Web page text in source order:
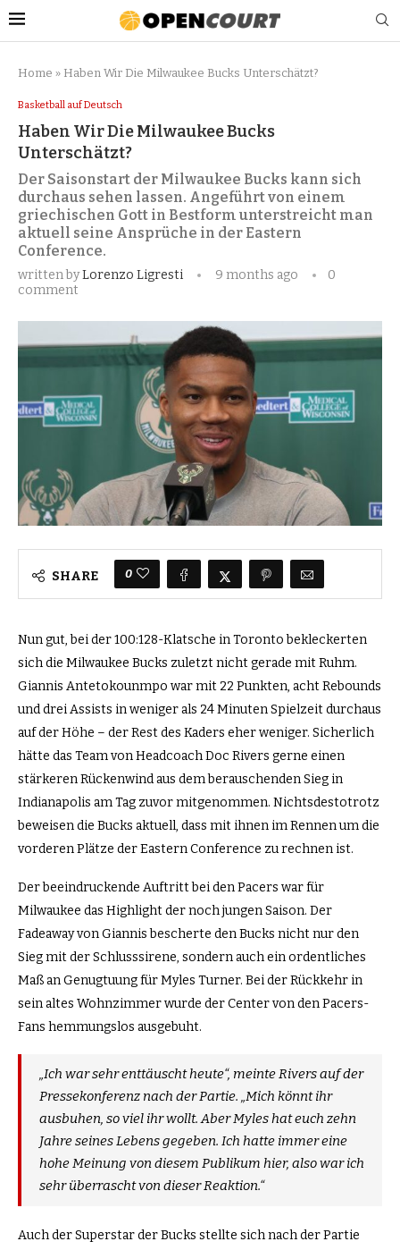
Home » Haben Wir Die Milwaukee Bucks Unterschätzt?
Basketball auf Deutsch
Haben Wir Die Milwaukee Bucks
Unterschätzt?
Der Saisonstart der Milwaukee Bucks kann sich
durchaus sehen lassen. Angeführt von einem
griechischen Gott in Bestform unterstreicht man
aktuell seine Ansprüche in der Eastern
Conference.
written byLorenzo Ligresti 9 months ago
0
comment
SHARE 0
Nun gut, bei der 100:128-Klatsche in Toronto bekleckerten
sich die Milwaukee Bucks zuletzt nicht gerade mit Ruhm.
Giannis Antetokounmpo war mit 22 Punkten, acht Rebounds
und drei Assists in weniger als 24 Minuten Spielzeit durchaus
auf der Höhe – der Rest des Kaders eher weniger. Sicherlich
hätte das Team von Headcoach Doc Rivers gerne einen
stärkeren Rückenwind aus dem berauschenden Sieg in
Indianapolis am Tag zuvor mitgenommen. Nichtsdestotrotz
beweisen die Bucks aktuell, dass mit ihnen im Rennen um die
vorderen Plätze der Eastern Conference zu rechnen ist.
Der beeindruckende Auftritt bei den Pacers war für
Milwaukee das Highlight der noch jungen Saison. Der
Fadeaway von Giannis bescherte den Bucks nicht nur den
Sieg mit der Schlusssirene, sondern auch ein ordentliches
Maß an Genugtuung für Myles Turner. Bei der Rückkehr in
sein altes Wohnzimmer wurde der Center von den Pacers-
Fans hemmungslos ausgebuht.
„Ich war sehr enttäuscht heute“, meinte Rivers auf der
Pressekonferenz nach der Partie. „Mich könnt ihr
ausbuhen, so viel ihr wollt. Aber Myles hat euch zehn
Jahre seines Lebens gegeben. Ich hatte immer eine
hohe Meinung von diesem Publikum hier, also war ich
sehr überrascht von dieser Reaktion.“
Auch der Superstar der Bucks stellte sich nach der Partie